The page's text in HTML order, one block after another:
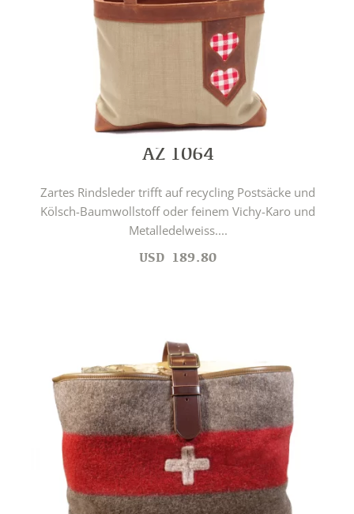
AZ 1064
Zartes Rindsleder trifft auf recycling Postsäcke und
Kölsch-Baumwollstoff oder feinem Vichy-Karo und
Metalledelweiss....
USD 189.80